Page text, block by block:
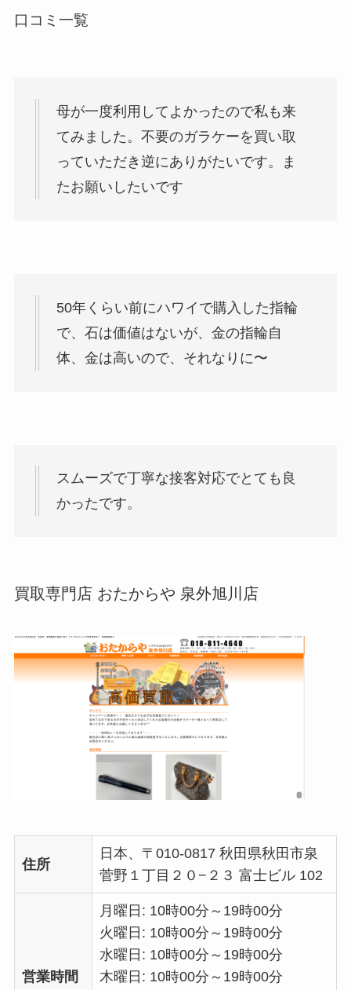
口コミ一覧
母が一度利用してよかったので私も来
てみました。不要のガラケーを買い取
っていただき逆にありがたいです。ま
たお願いしたいです
50年くらい前にハワイで購入した指輪
で、石は価値はないが、金の指輪自
体、金は高いので、それなりに〜
スムーズで丁寧な接客対応でとても良
かったです。
買取専門店 おたからや 泉外旭川店
住所
日本、〒010-0817 秋田県秋田市泉
菅野１丁目２０−２３ 富士ビル 102
営業時間
月曜日: 10時00分～19時00分
火曜日: 10時00分～19時00分
水曜日: 10時00分～19時00分
木曜日: 10時00分～19時00分